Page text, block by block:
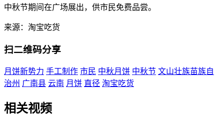
中秋节期间在广场展出，供市民免费品尝。
来源：淘宝吃货
扫二维码分享
月饼新势力 手工制作 市民 中秋月饼 中秋节 文山壮族苗族自
治州 广南县 云南 月饼 直径 淘宝吃货
相关视频